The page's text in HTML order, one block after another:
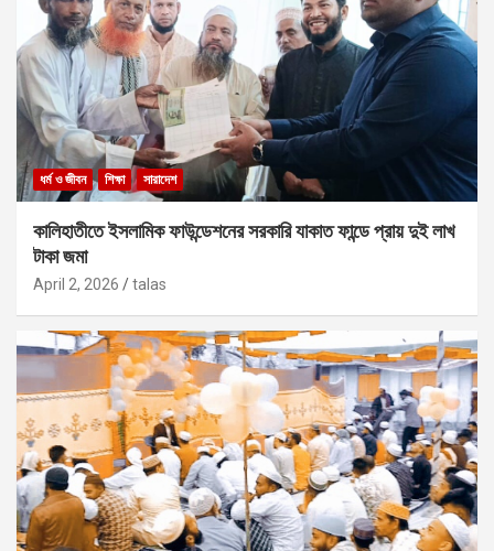
ধর্ম ও জীবন শিক্ষা সারাদেশ
কালিহাতীতে ইসলামিক ফাউন্ডেশনের সরকারি যাকাত ফান্ডে প্রায় দুই লাখ
টাকা জমা
April 2, 2026 talas